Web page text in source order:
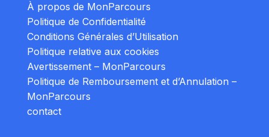
À propos de MonParcours
Politique de Confidentialité
Conditions Générales d’Utilisation
Politique relative aux cookies
Avertissement – MonParcours
Politique de Remboursement et d’Annulation –
MonParcours
contact